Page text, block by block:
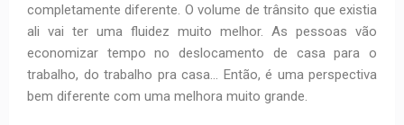
completamente diferente. O volume de trânsito que existia
ali vai ter uma fluidez muito melhor. As pessoas vão
economizar tempo no deslocamento de casa para o
trabalho, do trabalho pra casa… Então, é uma perspectiva
bem diferente com uma melhora muito grande.